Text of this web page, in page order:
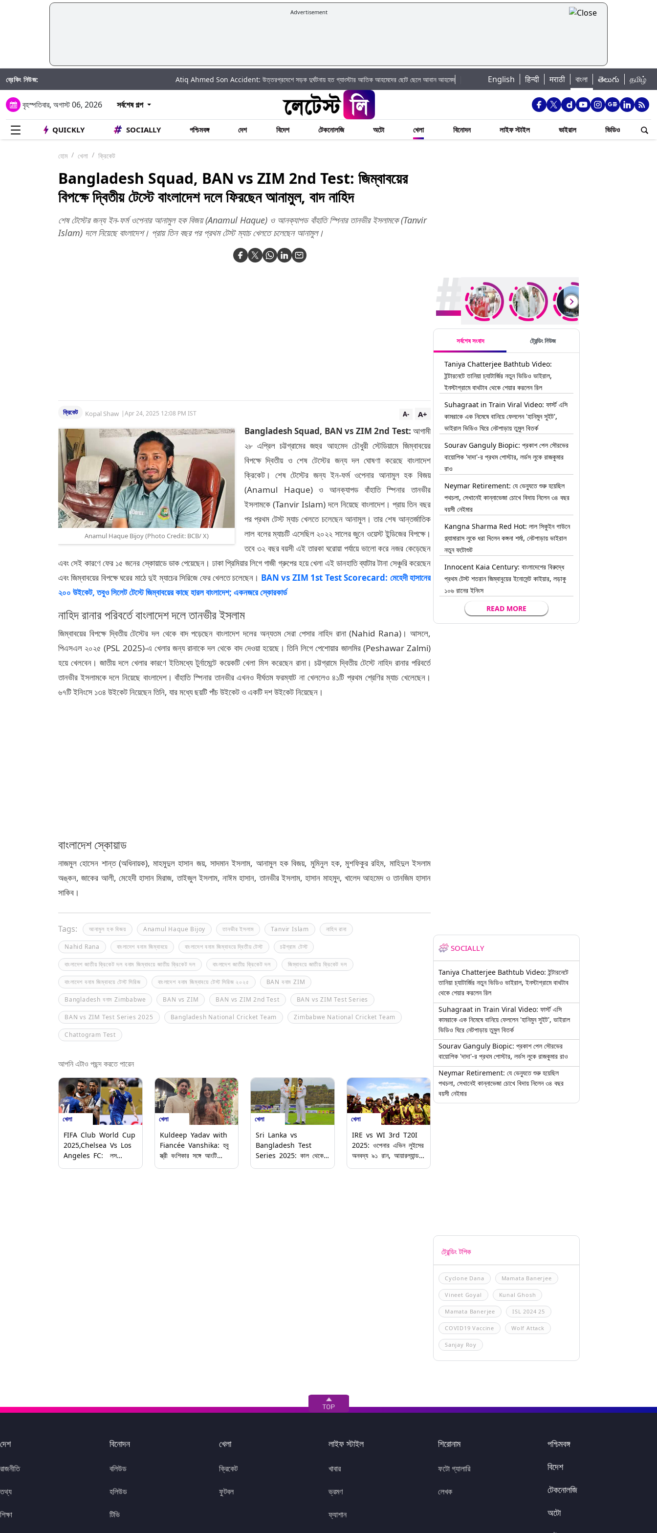
Advertisement
ব্রেকিং নিউজ: Atiq Ahmed Son Accident: উত্তরপ্রদেশে সড়ক দুর্ঘটনায় হত গ্যাংস্টার আতিক আহমেদের ছোট ছেলে আবান আহমেদ|Total Solar Eclipse 2026: অগাস্টের পূর্ণগ্রাস সূর্যগ্রহণ, ভারতে কবে কখন দেখা যাবে,
English हिन्दी मराठी বাংলা తెలుగు தமிழ்
বৃহস্পতিবার, অগাস্ট 06, 2026 সর্বশেষ গল্প
QUICKLY SOCIALLY পশ্চিমবঙ্গ দেশ বিদেশ টেকনোলজি অটো খেলা বিনোদন লাইফ স্টাইল ভাইরাল ভিডিও
হোম খেলা ক্রিকেট
Bangladesh Squad, BAN vs ZIM 2nd Test: জিম্বাবয়ের
বিপক্ষে দ্বিতীয় টেস্টে বাংলাদেশ দলে ফিরছেন আনামুল, বাদ নাহিদ
শেষ টেস্টের জন্য ইন-ফর্ম ওপেনার আনামুল হক বিজয় (Anamul Haque) ও আনক্যাপড বাঁহাতি স্পিনার তানভীর ইসলামকে (Tanvir
Islam) দলে নিয়েছে বাংলাদেশ। প্রায় তিন বছর পর প্রথম টেস্ট ম্যাচ খেলতে চলেছেন আনামুল।
ক্রিকেট Kopal Shaw |Apr 24, 2025 12:08 PM IST A+
A-
Anamul Haque Bijoy (Photo Credit: BCB/ X)
Bangladesh Squad, BAN vs ZIM 2nd Test: আগামী
২৮ এপ্রিল চট্টগ্রামের জহুর আহমেদ চৌধুরী স্টেডিয়ামে জিম্বাবয়ের
বিপক্ষে দ্বিতীয় ও শেষ টেস্টের জন্য দল ঘোষণা করেছে বাংলাদেশ
ক্রিকেট। শেষ টেস্টের জন্য ইন-ফর্ম ওপেনার আনামুল হক বিজয়
(Anamul Haque) ও আনক্যাপড বাঁহাতি স্পিনার তানভীর
ইসলামকে (Tanvir Islam) দলে নিয়েছে বাংলাদেশ। প্রায় তিন বছর
পর প্রথম টেস্ট ম্যাচ খেলতে চলেছেন আনামুল। তার শেষ আন্তর্জাতিক
লাল বলের ম্যাচটি এসেছিল ২০২২ সালের জুনে ওয়েস্ট ইন্ডিজের বিপক্ষে।
তবে ৩২ বছর বয়সী এই তারকা ঘরোয়া পর্যায়ে ভালো করে নজর কেড়েছেন
এবং সেই কারণে ফের ১৫ জনের স্কোয়াডে ডাক পেয়েছেন। ঢাকা প্রিমিয়ার লিগে গাজী গ্রুপের হয়ে খেলা এই ডানহাতি ব্যাটার টানা সেঞ্চুরি করেছেন
এবং জিম্বাবয়ের বিপক্ষে ঘরের মাঠে দুই ম্যাচের সিরিজে ফের খেলতে চলেছেন। BAN vs ZIM 1st Test Scorecard: মেহেদী হাসানের
২০০ উইকেট, তবুও সিলেট টেস্টে জিম্বাবয়ের কাছে হারল বাংলাদেশ; একনজরে স্কোরকার্ড
নাহিদ রানার পরিবর্তে বাংলাদেশ দলে তানভীর ইসলাম
জিম্বাবয়ের বিপক্ষে দ্বিতীয় টেস্টের দল থেকে বাদ পড়েছেন বাংলাদেশ দলের অন্যতম সেরা পেসার নাহিদ রানা (Nahid Rana)। আসলে,
পিএসএল ২০২৫ (PSL 2025)-এ খেলার জন্য রানাকে দল থেকে বাদ দেওয়া হয়েছে। তিনি লিগে পেশোয়ার জালমির (Peshawar Zalmi)
হয়ে খেলবেন। জাতীয় দলে খেলার কারণে ইতিমধ্যে টুর্নামেন্টে কয়েকটি খেলা মিস করেছেন রানা। চট্টগ্রামে দ্বিতীয় টেস্টে নাহিদ রানার পরিবর্তে
তানভীর ইসলামকে দলে নিয়েছে বাংলাদেশ। বাঁহাতি স্পিনার তানভীর এখনও দীর্ঘতম ফরম্যাট না খেললেও ৪১টি প্রথম শ্রেণির ম্যাচ খেলেছেন।
৬৭টি ইনিংসে ১৩৪ উইকেট নিয়েছেন তিনি, যার মধ্যে ছয়টি পাঁচ উইকেট ও একটি দশ উইকেট নিয়েছেন।
বাংলাদেশ স্কোয়াড
নাজমুল হোসেন শান্ত (অধিনায়ক), মাহমুদুল হাসান জয়, সাদমান ইসলাম, আনামুল হক বিজয়, মুমিনুল হক, মুশফিকুর রহিম, মাহিদুল ইসলাম
অঙ্কন, জাকের আলী, মেহেদী হাসান মিরাজ, তাইজুল ইসলাম, নাঈম হাসান, তানভীর ইসলাম, হাসান মাহমুদ, খালেদ আহমেদ ও তানজিম হাসান
সাকিব।
Tags: আনামুল হক বিজয় Anamul Haque Bijoy তানভীর ইসলাম Tanvir Islam নাহিদ রানা
Nahid Rana বাংলাদেশ বনাম জিম্বাবয়ে বাংলাদেশ বনাম জিম্বাবয়ে দ্বিতীয় টেস্ট চট্টগ্রাম টেস্ট
বাংলাদেশ জাতীয় ক্রিকেট দল বনাম জিম্বাবয়ে জাতীয় ক্রিকেট দল বাংলাদেশ জাতীয় ক্রিকেট দল জিম্বাবয়ে জাতীয় ক্রিকেট দল
বাংলাদেশ বনাম জিম্বাবয়ে টেস্ট সিরিজ বাংলাদেশ বনাম জিম্বাবয়ে টেস্ট সিরিজ ২০২৫ BAN বনাম ZIM
Bangladesh বনাম Zimbabwe BAN vs ZIM BAN vs ZIM 2nd Test BAN vs ZIM Test Series
BAN vs ZIM Test Series 2025 Bangladesh National Cricket Team Zimbabwe National Cricket Team
Chattogram Test
আপনি এটাও পছন্দ করতে পারেন
খেলা
FIFA Club World Cup
2025,Chelsea Vs Los
Angeles FC: লস
খেলা
Kuldeep Yadav with
Fiancée Vanshika: হবু
স্ত্রী বংশিকার সঙ্গে আংটি
খেলা
Sri Lanka vs
Bangladesh Test
Series 2025: কাল থেকে
খেলা
IRE vs WI 3rd T20I
2025: ওপেনার এভিন লুইসের
অনবদ্য ৯১ রান, আয়ারল্যান্ডকে
সর্বশেষ সংবাদ ট্রেন্ডিং নিউজ
Taniya Chatterjee Bathtub Video:
ইন্টারনেটে তানিয়া চ্যাটার্জির নতুন ভিডিও ভাইরাল,
ইনস্টাগ্রামে বাথটাব থেকে শেয়ার করলেন রিল
Suhagraat in Train Viral Video: ফার্স্ট এসি
কামরাকে এক নিমেষে বানিয়ে ফেললেন 'হানিমুন সুইট',
ভাইরাল ভিডিও ঘিরে নেটপাড়ায় তুমুল বিতর্ক
Sourav Ganguly Biopic: প্রকাশ পেল সৌরভের
বায়োপিক 'দাদা'-র প্রথম পোস্টার, লর্ডস লুকে রাজকুমার
রাও
Neymar Retirement: যে ভেন্যুতে শুরু হয়েছিল
পথচলা, সেখানেই কান্নাভেজা চোখে বিদায় নিলেন ৩৪ বছর
বয়সী নেইমার
Kangna Sharma Red Hot: লাল সিকুইন গাউনে
গ্ল্যামারাস লুকে ধরা দিলেন কঙ্গনা শর্মা, নেটপাড়ায় ভাইরাল
নতুন ফটোশুট
Innocent Kaia Century: বাংলাদেশের বিরুদ্ধে
প্রথম টেস্ট শতরান জিম্বাবুয়ের ইনোসেন্ট কাইয়ার, লড়াকু
১০৬ রানের ইনিংস
READ MORE
SOCIALLY
Taniya Chatterjee Bathtub Video: ইন্টারনেটে
তানিয়া চ্যাটার্জির নতুন ভিডিও ভাইরাল, ইনস্টাগ্রামে বাথটাব
থেকে শেয়ার করলেন রিল
Suhagraat in Train Viral Video: ফার্স্ট এসি
কামরাকে এক নিমেষে বানিয়ে ফেললেন 'হানিমুন সুইট', ভাইরাল
ভিডিও ঘিরে নেটপাড়ায় তুমুল বিতর্ক
Sourav Ganguly Biopic: প্রকাশ পেল সৌরভের
বায়োপিক 'দাদা'-র প্রথম পোস্টার, লর্ডস লুকে রাজকুমার রাও
Neymar Retirement: যে ভেন্যুতে শুরু হয়েছিল
পথচলা, সেখানেই কান্নাভেজা চোখে বিদায় নিলেন ৩৪ বছর
বয়সী নেইমার
ট্রেন্ডিং টপিক
Cyclone Dana Mamata Banerjee
Vineet Goyal Kunal Ghosh
Mamata Banerjee ISL 2024 25
COVID19 Vaccine Wolf Attack
Sanjay Roy
দেশ
রাজনীতি
তথ্য
শিক্ষা
বিনোদন
বলিউড
হলিউড
টিভি
খেলা
ক্রিকেট
ফুটবল
লাইফ স্টাইল
খাবার
ভ্রমণ
ফ্যাশান
শিরোনাম
ফটো গ্যালারি
লেখক
পশ্চিমবঙ্গ
বিদেশ
টেকনোলজি
অটো